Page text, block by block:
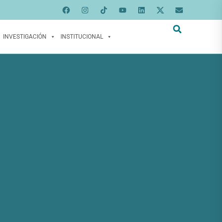
INVESTIGACIÓN INSTITUCIONAL